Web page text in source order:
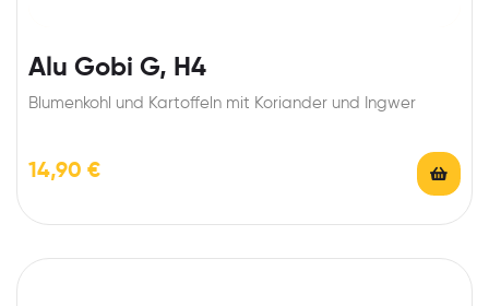
Alu Gobi G, H4
Blumenkohl und Kartoffeln mit Koriander und Ingwer
14,90 €